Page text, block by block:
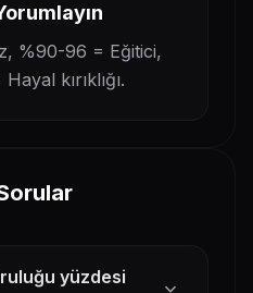
%90-96 = Eğitici,
kırıklığı.
yüzdesi